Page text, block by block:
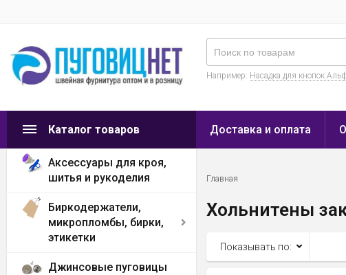
Например: Насадка для кнопок
Каталог товаров
Аксессуары для кроя,
шитья и рукоделия
Биркодержатели,
микропломбы, бирки,
этикетки
Джинсовые пуговицы
Доставка и оплата
Главная
Хольнитены
Показывать по: